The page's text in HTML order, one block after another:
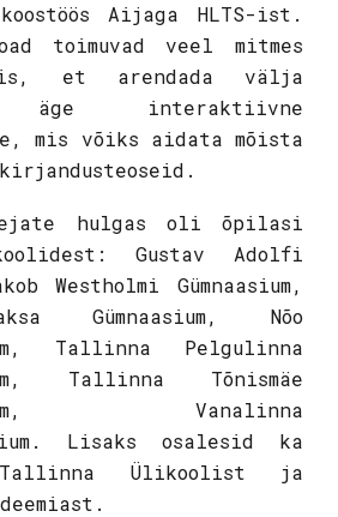
Aijaga HLTS-ist.
toimuvad veel mitmes
et arendada välja
äge interaktiivne
mis võiks aidata mõista
hulgas oli õpilasi
Gustav Adolfi
Westholmi Gümnaasium,
Gümnaasium, Nõo
Tallinna Pelgulinna
Tallinna Tõnismäe
Vanalinna
Lisaks osalesid ka
Ülikoolist ja